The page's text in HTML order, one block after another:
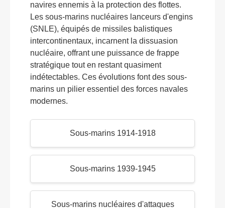
navires ennemis à la protection des flottes.
Les sous-marins nucléaires lanceurs d'engins
(SNLE), équipés de missiles balistiques
intercontinentaux, incarnent la dissuasion
nucléaire, offrant une puissance de frappe
stratégique tout en restant quasiment
indétectables. Ces évolutions font des sous-
marins un pilier essentiel des forces navales
modernes.
Sous-marins 1914-1918
Sous-marins 1939-1945
Sous-marins nucléaires d'attaques